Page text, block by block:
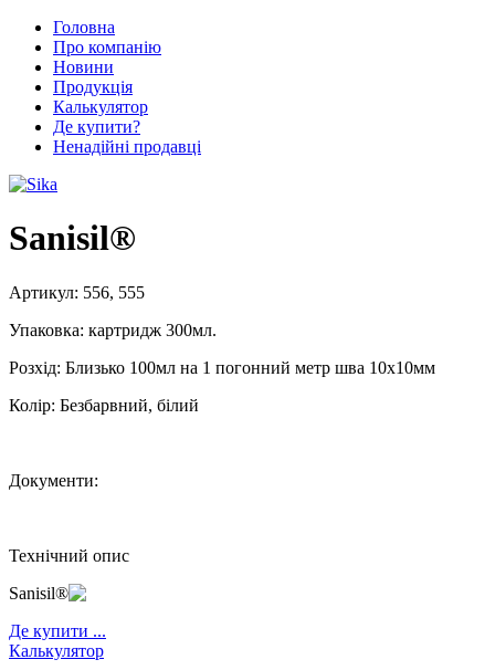
Головна
Про компанію
Новини
Продукція
Калькулятор
Де купити?
Ненадійні продавці
Sanisil®
Артикул: 556, 555
Упаковка: картридж 300мл.
Розхід: Близько 100мл на 1 погонний метр шва 10х10мм
Колір: Безбарвний, білий
Документи:
Технічний опис
Sanisil®
Де купити ...
Калькулятор